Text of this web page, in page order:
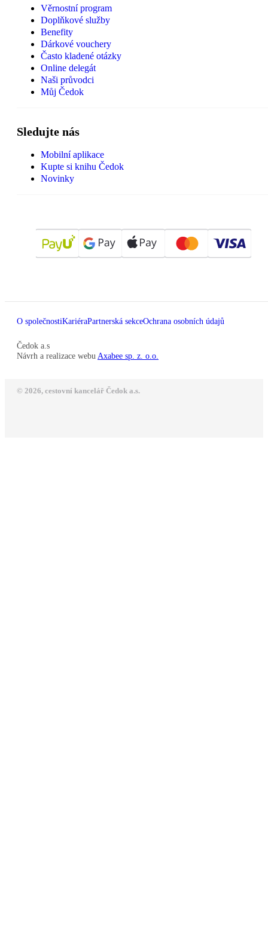
Věrnostní program
Doplňkové služby
Benefity
Dárkové vouchery
Často kladené otázky
Online delegát
Naši průvodci
Můj Čedok
Sledujte nás
Mobilní aplikace
Kupte si knihu Čedok
Novinky
O společnostiKariéraPartnerská sekceOchrana osobních údajů
Čedok a.s
Návrh a realizace webu Axabee sp. z. o.o.
© 2026, cestovní kancelář Čedok a.s.